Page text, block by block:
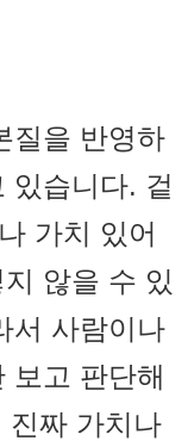
질을 반영하
있습니다. 겉
가치 있어
않을 수 있
서 사람이나
보고 판단해
진짜 가치나